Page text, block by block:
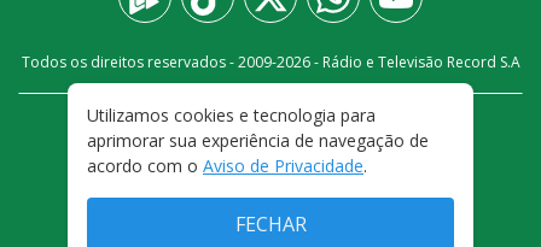
Todos os direitos reservados - 2009-2026- Rádio e Televisão Record S.A
FALE CONOSCO
PRIVACIDADE
TERMOS E CONDIÇÕES DE USO
Utilizamos cookies e tecnologia para
aprimorar sua experiência de navegação de
acordo com o Aviso de Privacidade.
FECHAR